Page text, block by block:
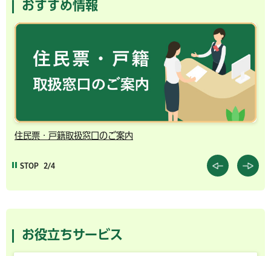
おすすめ情報
住民票・戸籍取扱窓口のご案内
STOP 2/4
お役立ちサービス